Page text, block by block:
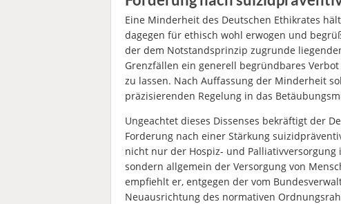
Eine Minderheit des Deutschen Ethikrates
dagegen für ethisch wohl erwogen und
der dem Notstandsprinzip zugrunde
Grenzfällen ein generell begründbares
zu lassen. Nach Auffassung der Minderheit
präzisierenden Regelung in das
Ungeachtet dieses Dissenses bekräftigt der
Forderung nach einer Stärkung
nicht nur der Hospiz- und
sondern allgemein der Versorgung von
empfiehlt er, entgegen der vom
Neuausrichtung des normativen